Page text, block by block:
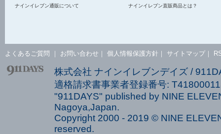
ナインイレブン通販について ナインイレブン直販商品とは？
よくあるご質問 お問い合わせ 個人情報保護方針 サイトマップ｜
株式会社 ナインイレブンデイズ /
適格請求書事業者登録番号:
"911DAYS" published by NINE
Nagoya,Japan.
Copyright 2000 - 2019 © NINE
reserved.